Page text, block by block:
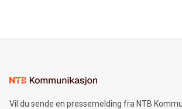
Vil du sende en pressemelding fra NTB